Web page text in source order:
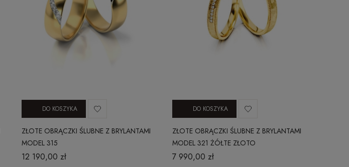
ZŁOTE OBRĄCZKI ŚLUBNE Z BRYLANTAMI
MODEL 315
12 190,00 zł
DO KOSZYKA
ZŁOTE OBRĄCZKI ŚLUBNE Z BRYLANTAMI
MODEL 321 ŻÓŁTE ZŁOTO
7 990,00 zł
DO KOSZYKA